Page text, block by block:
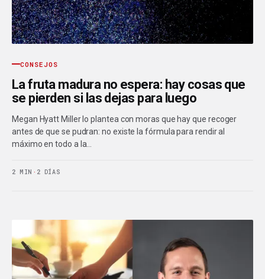
CONSEJOS
La fruta madura no espera: hay cosas que
se pierden si las dejas para luego
Megan Hyatt Miller lo plantea con moras que hay que recoger
antes de que se pudran: no existe la fórmula para rendir al
máximo en todo a la…
2 MIN · 2 DÍAS